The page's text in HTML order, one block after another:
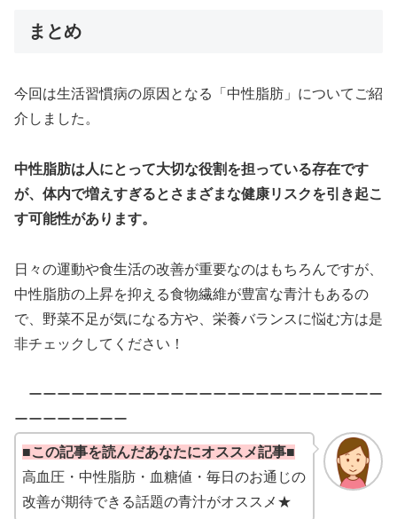
まとめ
今回は生活習慣病の原因となる「中性脂肪」についてご紹
介しました。
中性脂肪は人にとって大切な役割を担っている存在です
が、体内で増えすぎるとさまざまな健康リスクを引き起こ
す可能性があります。
日々の運動や食生活の改善が重要なのはもちろんですが、
中性脂肪の上昇を抑える食物繊維が豊富な青汁もあるの
で、野菜不足が気になる方や、栄養バランスに悩む方は是
非チェックしてください！
ーーーーーーーーーーーーーーーーーーーーーーーーー
ーーーーーーーー
■この記事を読んだあなたにオススメ記事■
高血圧・中性脂肪・血糖値・毎日のお通じの
改善が期待できる話題の青汁がオススメ★